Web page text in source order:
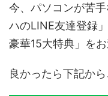
今、パソコンが苦
ハのLINE友達登録
豪華15大特典」を
良かったら下記から